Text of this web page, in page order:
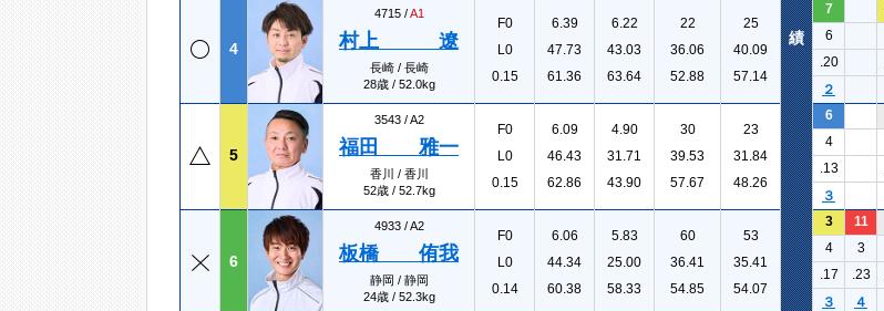
4
4715 /A1
村上 遼
長崎 / 長崎
28歳 / 52.0kg
F0
L0
0.15
6.39
47.73
61.36
6.22
43.03
63.64
22
36.06
52.88
25
40.09
57.14
7
6
.20
２
5
3543 /A2
福田 雅一
香川 / 香川
52歳 / 52.7kg
F0
L0
0.15
6.09
46.43
62.86
4.90
31.71
43.90
30
39.53
57.67
23
31.84
48.26
6
4
.13
３
6
4933 /A2
板橋 侑我
静岡 / 静岡
24歳 / 52.3kg
F0
L0
0.14
6.06
44.34
60.38
5.83
25.00
58.33
60
36.41
54.85
53
35.41
54.07
3 11
4 3
.17
.23
３
４
績